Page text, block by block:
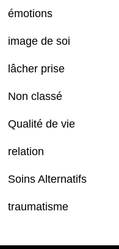
émotions
image de soi
lâcher prise
Non classé
Qualité de vie
relation
Soins Alternatifs
traumatisme